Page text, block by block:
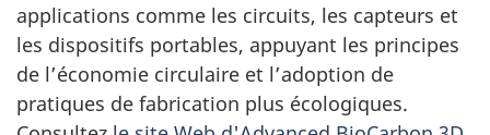
applications comme les circuits, les capteurs et
les dispositifs portables, appuyant les principes
de l’économie circulaire et l’adoption de
pratiques de fabrication plus écologiques.